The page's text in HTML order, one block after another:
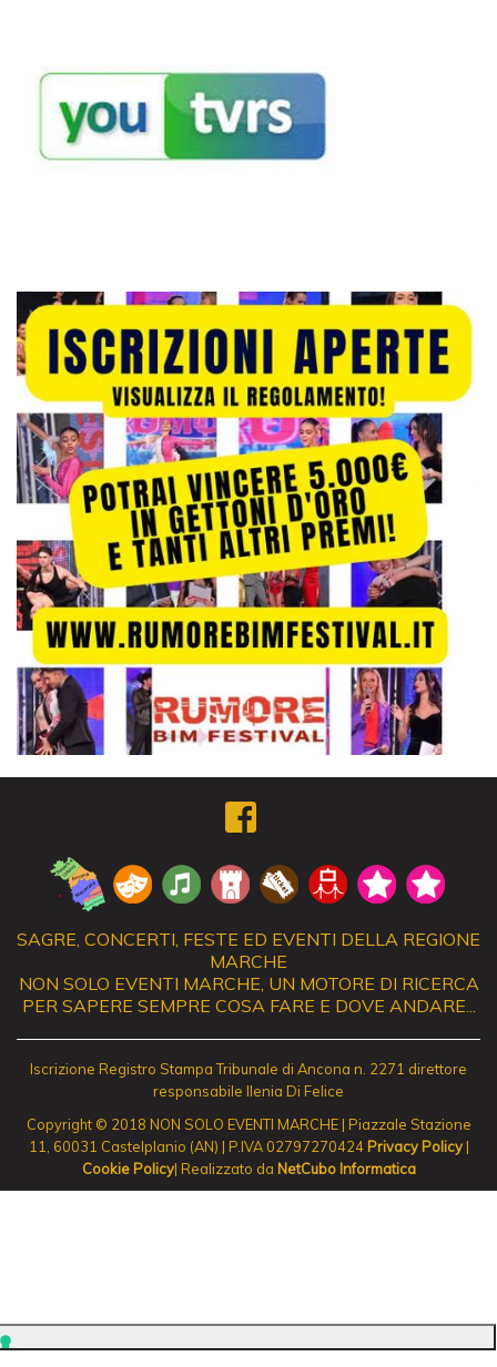
SAGRE, CONCERTI, FESTE ED EVENTI DELLA REGIONE
MARCHE
NON SOLO EVENTI MARCHE, UN MOTORE DI RICERCA
PER SAPERE SEMPRE COSA FARE E DOVE ANDARE...
Iscrizione Registro Stampa Tribunale di Ancona n. 2271 direttore
responsabile Ilenia Di Felice
Copyright © 2018 NON SOLO EVENTI MARCHE | Piazzale Stazione
11, 60031 Castelplanio (AN) | P.IVA 02797270424 Privacy Policy|
Cookie Policy| Realizzato da NetCubo Informatica